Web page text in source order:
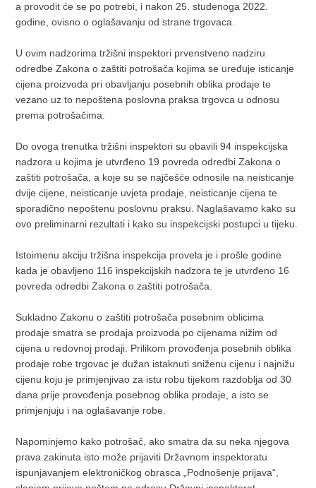
a provodit će se po potrebi, i nakon 25. studenoga 2022.
godine, ovisno o oglašavanju od strane trgovaca.
U ovim nadzorima tržišni inspektori prvenstveno nadziru
odredbe Zakona o zaštiti potrošača kojima se uređuje isticanje
cijena proizvoda pri obavljanju posebnih oblika prodaje te
vezano uz to nepoštena poslovna praksa trgovca u odnosu
prema potrošačima.
Do ovoga trenutka tržišni inspektori su obavili 94 inspekcijska
nadzora u kojima je utvrđeno 19 povreda odredbi Zakona o
zaštiti potrošača, a koje su se najčešće odnosile na neisticanje
dvije cijene, neisticanje uvjeta prodaje, neisticanje cijena te
sporadično nepoštenu poslovnu praksu. Naglašavamo kako su
ovo preliminarni rezultati i kako su inspekcijski postupci u tijeku.
Istoimenu akciju tržišna inspekcija provela je i prošle godine
kada je obavljeno 116 inspekcijskih nadzora te je utvrđeno 16
povreda odredbi Zakona o zaštiti potrošača.
Sukladno Zakonu o zaštiti potrošača posebnim oblicima
prodaje smatra se prodaja proizvoda po cijenama nižim od
cijena u redovnoj prodaji. Prilikom provođenja posebnih oblika
prodaje robe trgovac je dužan istaknuti sniženu cijenu i najnižu
cijenu koju je primjenjivao za istu robu tijekom razdoblja od 30
dana prije provođenja posebnog oblika prodaje, a isto se
primjenjuju i na oglašavanje robe.
Napominjemo kako potrošač, ako smatra da su neka njegova
prava zakinuta isto može prijaviti Državnom inspektoratu
ispunjavanjem elektroničkog obrasca „Podnošenje prijava“,